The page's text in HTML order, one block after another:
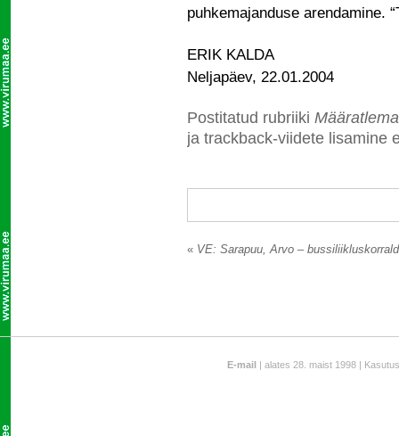
puhkemajanduse arendamine.
ERIK KALDA
Neljapäev, 22.01.2004
Postitatud rubriiki
ja trackback-viidete lisamine
« VE: Sarapuu, Arvo –
E-mail | alates 28. maist 1998 |